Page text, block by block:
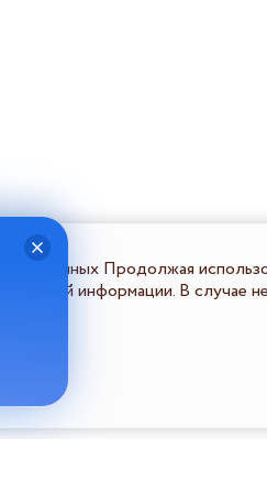
данных Продолжая
информации. В случае